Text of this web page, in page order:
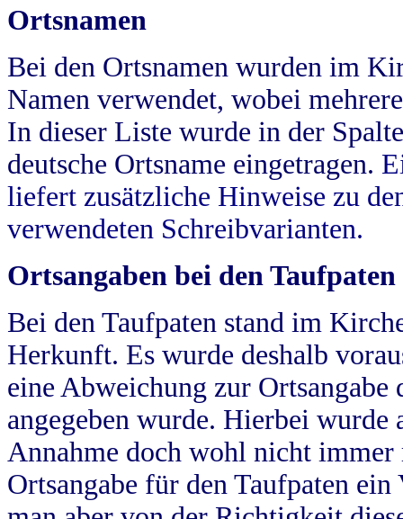
Ortsnamen
Bei den Ortsnamen wurden im
Namen verwendet, wobei
In dieser Liste wurde in der
deutsche Ortsname eingetragen.
liefert zusätzliche Hinweise zu
verwendeten Schreibvarianten.
Ortsangaben bei den Taufpaten
Bei den Taufpaten stand im
Herkunft. Es wurde deshalb
eine Abweichung zur
angegeben wurde. Hierbei wurde
Annahme doch wohl nicht
Ortsangabe für den Taufpaten